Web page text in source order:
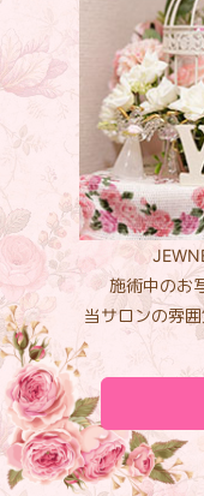
施術中のお
当サロンの雰